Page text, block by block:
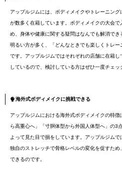
アップルジムには、ボディメイクやトレーニン
が数多く在籍しています。ボディメイクの大会
め、身体や健康に関する疑問はなんでも解消で
明るい方が多く、「どんなときでも楽しくトレ
です。アップルジムではそれぞれの店舗に在籍
しているので、検討している方はぜひ一度チェッ
海外式ボディメイクに挑戦できる
アップルジムにおける海外式ボディメイクの特
ら高重心へ」「寸胴体型から外国人体型へ」の3
よって見た目で損をしています。アップルジム
独自のストレッチで骨格レベルの変化を促すた
できるのです。